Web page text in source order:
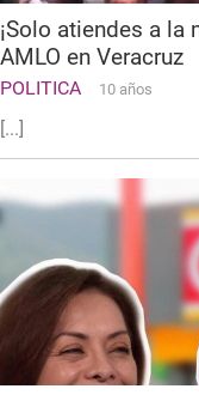
¡Solo atiendes a la
AMLO en Veracruz
POLITICA 10 años
[...]